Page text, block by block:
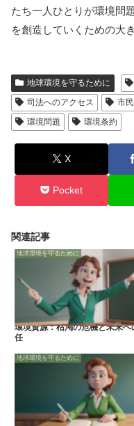
たち一人ひとりが環境問
を創造していくための大
地球環境を守るために
司法へのアクセス
市
環境問題
環境条約
X
Pocket
関連記事
地球環境を守るために
環境資源：枯渇の危機と未来へ
任
地球環境を守るために